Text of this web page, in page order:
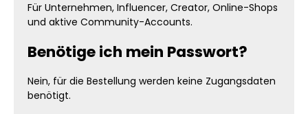
Für Unternehmen, Influencer, Creator, Online-Shops
und aktive Community-Accounts.
Benötige ich mein Passwort?
Nein, für die Bestellung werden keine Zugangsdaten
benötigt.